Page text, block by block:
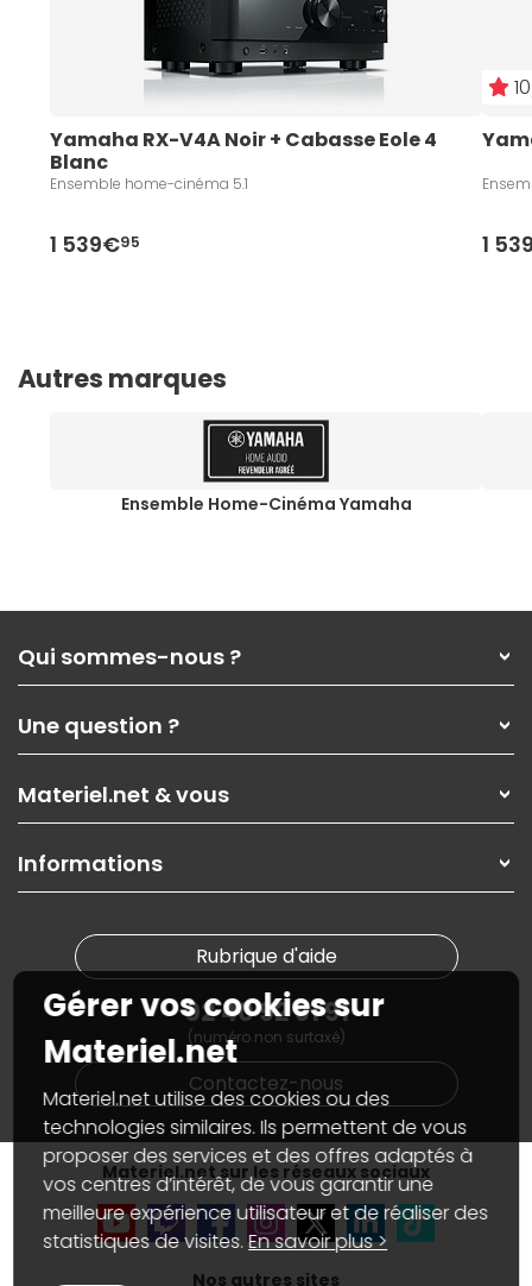
Yamaha RX-V4A Noir + Cabasse Eole 4
Blanc
Ensemble home-cinéma 5.1
1 539€95 1
Autres marques
Ensemble Home-Cinéma Yamaha
Qui sommes-nous ?
Nos services
Les magasins Materiel.net
Nos solutions pour les pros
Contactez-nous
Une question ?
Paiement, livraison
Garanties,Pack Zen
SAV, demander un retour
Informations
Materiel.net & vous
On rachète votre carte graphique
PC sur mesure : Votre RDV personnalisé
Materiel.net recrute
Notre programme d'affiliation
Partenariat & Sponsoring
Informations
Nos marques
Conditions générales de vente
Marketplace
Informations légales
Données personnellesetcookies
Gérer vos cookies
Accessibilité : non conforme
Rubrique d'aide
02 40 92 91 91
(numéro non surtaxé)
Contactez-nous
Materiel.net sur les réseaux sociaux
Nos autres sites
Gérer vos cookies sur
Materiel.net
Materiel.net utilise des cookies ou des
technologies similaires. Ils permettent de vous
proposer des services et des offres adaptés à
vos centres d’intérêt, de vous garantir une
meilleure expérience utilisateur et de réaliser des
statistiques de visites.En savoir plus >